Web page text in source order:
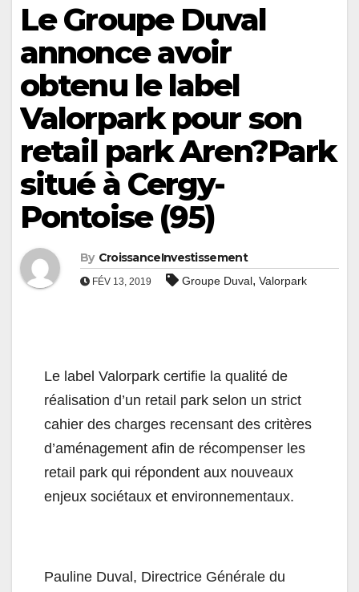
Le Groupe Duval
annonce avoir
obtenu le label
Valorpark pour son
retail park Aren?Park
situé à Cergy-
Pontoise (95)
By CroissanceInvestissement
FÉV 13, 2019 Groupe Duval, Valorpark
Le label Valorpark certifie la qualité de
réalisation d’un retail park selon un strict
cahier des charges recensant des critères
d’aménagement afin de récompenser les
retail park qui répondent aux nouveaux
enjeux sociétaux et environnementaux.
Pauline Duval , Directrice Générale du